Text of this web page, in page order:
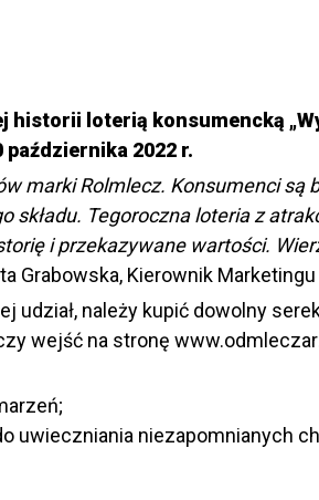
loterią konsumencką
października 2022 r.
marki Rolmlecz. Konsumenci
składu. Tegoroczna loteria z
i przekazywane wartości.
Grabowska, Kierownik
udział, należy kupić dowolny
wejść na stronę
uwieczniania niezapomnianych